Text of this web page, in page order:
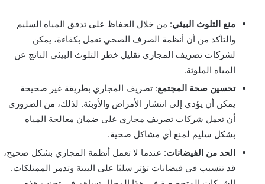
منع التلوث البيئي: من خلال الحفاظ على تدفق المياه السليم
والتأكد من أن أنظمة الصرف الصحي تعمل بكفاءة، يمكن
لشركات تصريف المجاري تقليل خطر التلوث البيئي الناتج عن
المياه الملوثة.
تحسين صحة المجتمع: تصريف المجاري بطريقة غير صحيحة
يمكن أن يؤدي إلى انتشار الأمراض والأوبئة. لذلك، من الضروري
أن تعمل شركات تصريف مجاري على ضمان معالجة المياه
بشكل سليم لمنع أي مشاكل صحية.
الحد من الفيضانات: عندما لا تعمل أنظمة المجاري بشكل صحيح،
قد تتسبب في فيضانات تؤثر سلبًا على البيئة وتدمر الممتلكات.